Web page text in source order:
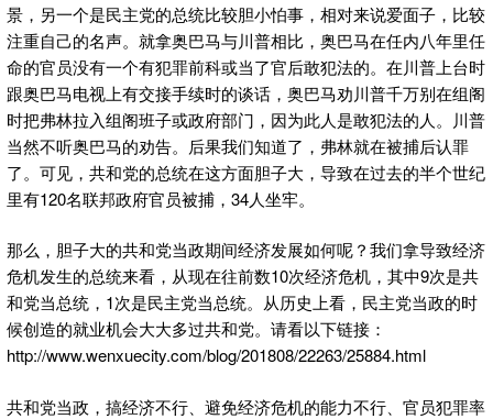
景，另一个是民主党的总统比较胆小怕事，相对来说爱面子，比较
注重自己的名声。就拿奥巴马与川普相比，奥巴马在任内八年里任
命的官员没有一个有犯罪前科或当了官后敢犯法的。在川普上台时
跟奥巴马电视上有交接手续时的谈话，奥巴马劝川普千万别在组阁
时把弗林拉入组阁班子或政府部门，因为此人是敢犯法的人。川普
当然不听奥巴马的劝告。后果我们知道了，弗林就在被捕后认罪
了。可见，共和党的总统在这方面胆子大，导致在过去的半个世纪
里有120名联邦政府官员被捕，34人坐牢。
那么，胆子大的共和党当政期间经济发展如何呢？我们拿导致经济
危机发生的总统来看，从现在往前数10次经济危机，其中9次是共
和党当总统，1次是民主党当总统。从历史上看，民主党当政的时
候创造的就业机会大大多过共和党。请看以下链接：
http://www.wenxuecity.com/blog/201808/22263/25884.html
共和党当政，搞经济不行、避免经济危机的能力不行、官员犯罪率